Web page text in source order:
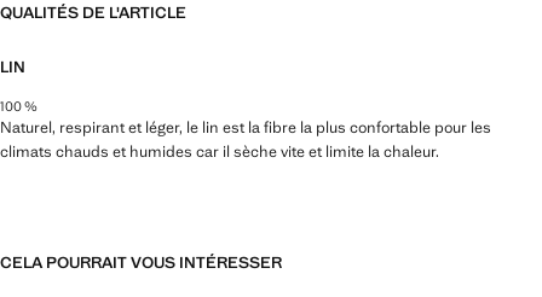
QUALITÉS DE L'ARTICLE
LIN
100 %
Naturel, respirant et léger, le lin est la fibre la plus confortable pour les
climats chauds et humides car il sèche vite et limite la chaleur.
CELA POURRAIT VOUS INTÉRESSER